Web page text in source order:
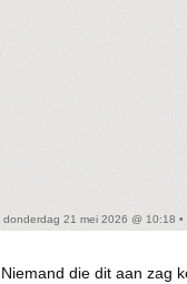
donderdag 21 mei 2026 @ 10:18 •
die dit aan zag